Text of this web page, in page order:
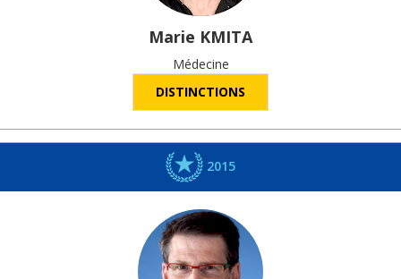
Marie KMITA
Médecine
DISTINCTIONS
2015